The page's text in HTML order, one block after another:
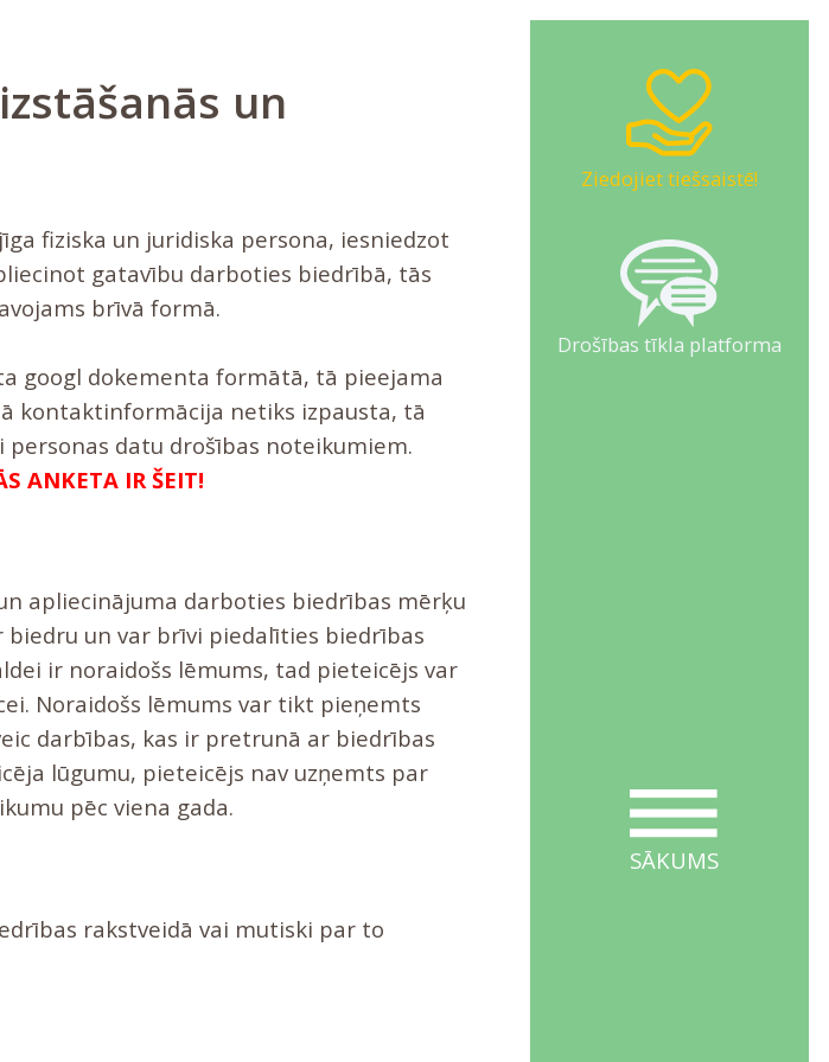
Ziedojiet tiešsaistē!
Drošības tīkla platforma
SĀKUMS
un
fiziska un juridiska persona, iesniedzot
gatavību darboties biedrībā, tās
brīvā formā.
googl dokementa formātā, tā pieejama
kontaktinformācija netiks izpausta, tā
datu drošības noteikumiem.
ANKETA IR ŠEIT!
apliecinājuma darboties biedrības mērķu
un var brīvi piedalīties biedrības
ir noraidošs lēmums, tad pieteicējs var
Noraidošs lēmums var tikt pieņemts
darbības, kas ir pretrunā ar biedrības
lūgumu, pieteicējs nav uzņemts par
pēc viena gada.
rakstveidā vai mutiski par to